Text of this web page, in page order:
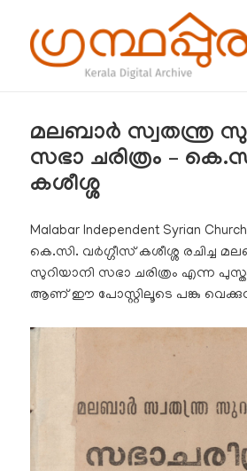
മലബാർ സ്വതന്ത്ര
സഭാ ചരിത്രം –
കശീശ്ശ
Malabar Independent Syrian
കെ.സി. വർഗ്ഗീസ് കശീശ്ശ രചിച്ച
സുറിയാനി സഭാ ചരിത്രം എന്ന
ആണ് ഈ പോസ്റ്റിലൂടെ പങ്കു